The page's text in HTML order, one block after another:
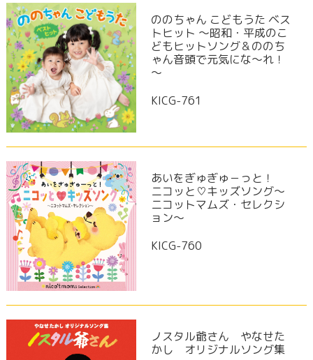
ののちゃん こどもうた ベス
トヒット ～昭和・平成のこ
どもヒットソング＆ののち
ゃん音頭で元気にな～れ！
～
KICG-761
あいをぎゅぎゅ－っと！
ニコッと♡キッズソング～
ニコットマムズ・セレクシ
ョン～
KICG-760
ノスタル爺さん やなせた
かし オリジナルソング集